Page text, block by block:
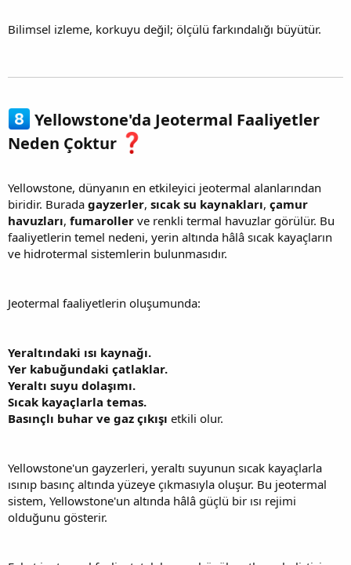
Bilimsel izleme, korkuyu değil; ölçülü farkındalığı büyütür.
Yellowstone'da Jeotermal Faaliyetler
Neden Çoktur
Yellowstone, dünyanın en etkileyici jeotermal alanlarından
biridir. Burada gayzerler, sıcak su kaynakları, çamur
havuzları, fumaroller ve renkli termal havuzlar görülür. Bu
faaliyetlerin temel nedeni, yerin altında hâlâ sıcak kayaçların
ve hidrotermal sistemlerin bulunmasıdır.
Jeotermal faaliyetlerin oluşumunda:
Yeraltındaki ısı kaynağı.
Yer kabuğundaki çatlaklar.
Yeraltı suyu dolaşımı.
Sıcak kayaçlarla temas.
Basınçlı buhar ve gaz çıkışı etkili olur.
Yellowstone'un gayzerleri, yeraltı suyunun sıcak kayaçlarla
ısınıp basınç altında yüzeye çıkmasıyla oluşur. Bu jeotermal
sistem, Yellowstone'un altında hâlâ güçlü bir ısı rejimi
olduğunu gösterir.